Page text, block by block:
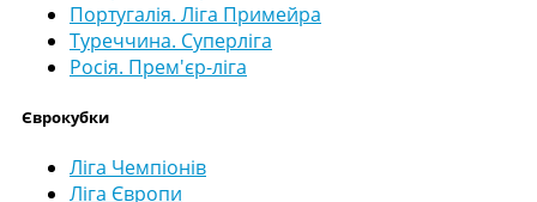
Португалія. Ліга Примейра
Туреччина. Суперліга
Росія. Прем'єр-ліга
Єврокубки
Ліга Чемпіонів
Ліга Європи